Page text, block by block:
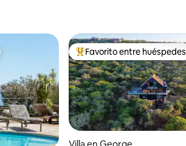
Favorito entre huéspedes
Favorito entre huéspedes
Villa en George